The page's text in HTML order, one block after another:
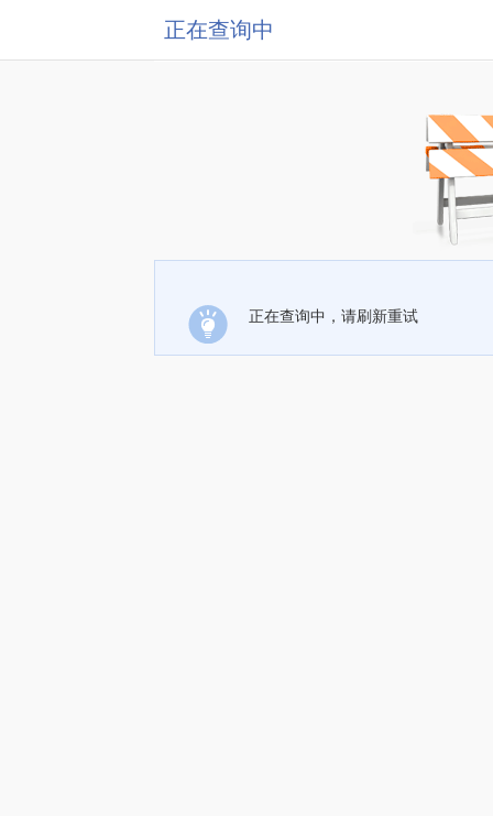
正在查询中
正在查询中，请刷新重试